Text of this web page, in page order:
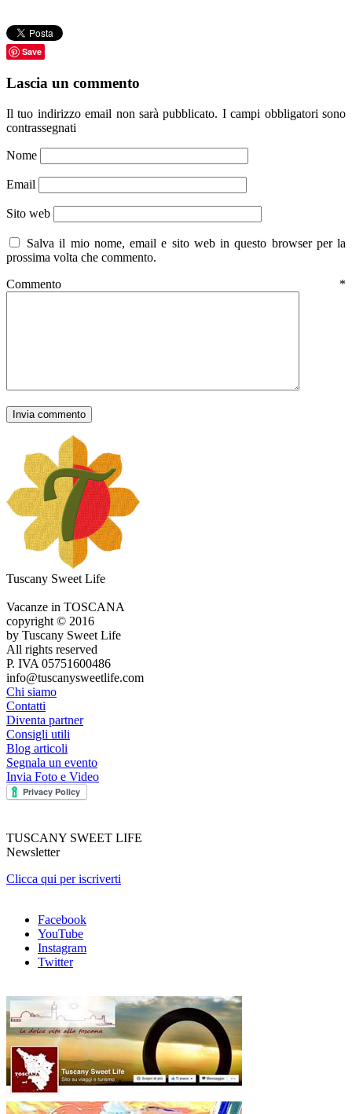
Save
Lascia un commento
Il tuo indirizzo email non sarà pubblicato. I campi obbligatori sono
contrassegnati
Nome
Email
Sito web
Salva il mio nome, email e sito web in questo browser per la
prossima volta che commento.
Commento *
Tuscany Sweet Life
Vacanze in TOSCANA
copyright © 2016
by Tuscany Sweet Life
All rights reserved
P. IVA 05751600486
info@tuscanysweetlife.com
Chi siamo
Contatti
Diventa partner
Consigli utili
Blog articoli
Segnala un evento
Invia Foto e Video
TUSCANY SWEET LIFE
Newsletter
Clicca qui per iscriverti
Facebook
YouTube
Instagram
Twitter